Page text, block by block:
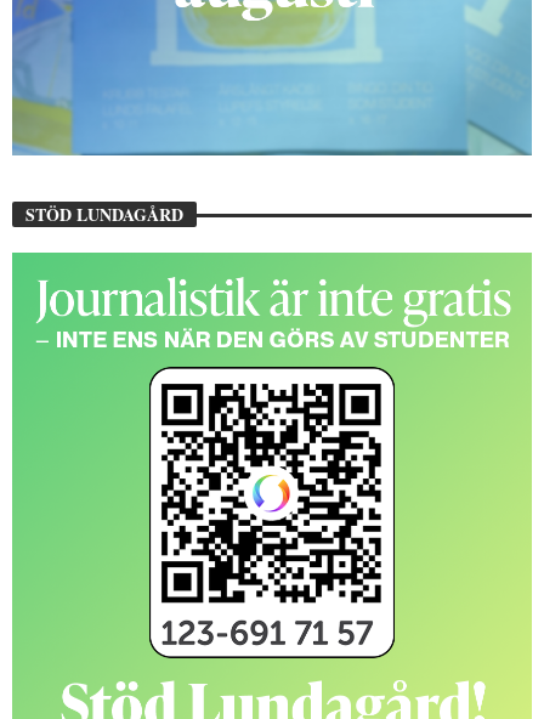
STÖD LUNDAGÅRD